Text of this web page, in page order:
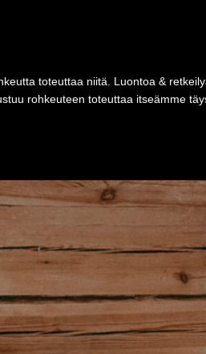
toteuttaa niitä. Luontoa &
rohkeuteen toteuttaa itseämme